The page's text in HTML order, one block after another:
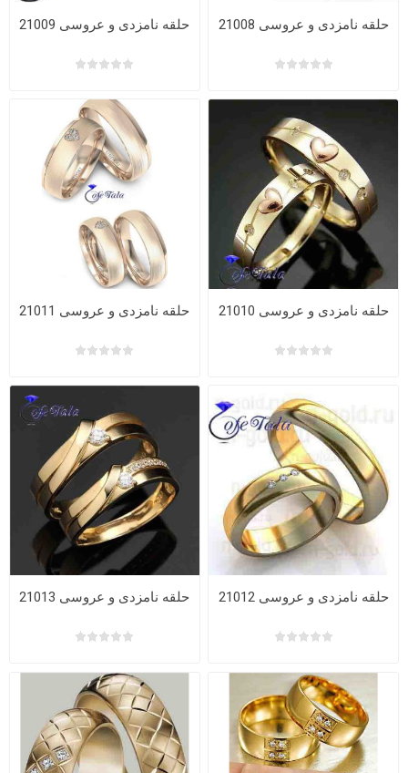
حلقه نامزدی و عروسی 21008 حلقه نامزدی و عروسی 21009
حلقه نامزدی و عروسی 21010 حلقه نامزدی و عروسی 21011
حلقه نامزدی و عروسی 21012 حلقه نامزدی و عروسی 21013